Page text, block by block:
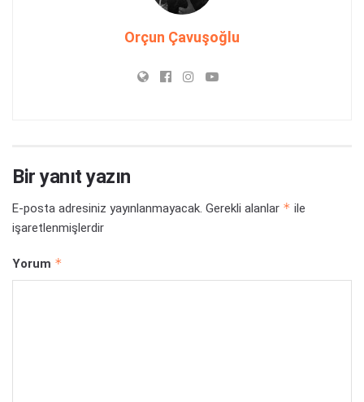
Orçun Çavuşoğlu
Bir yanıt yazın
E-posta adresiniz yayınlanmayacak. Gerekli alanlar * ile
işaretlenmişlerdir
Yorum *